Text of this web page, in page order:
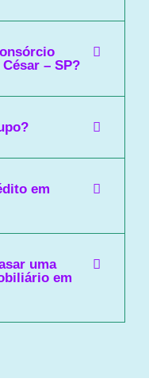
– SP?
em
uma
em